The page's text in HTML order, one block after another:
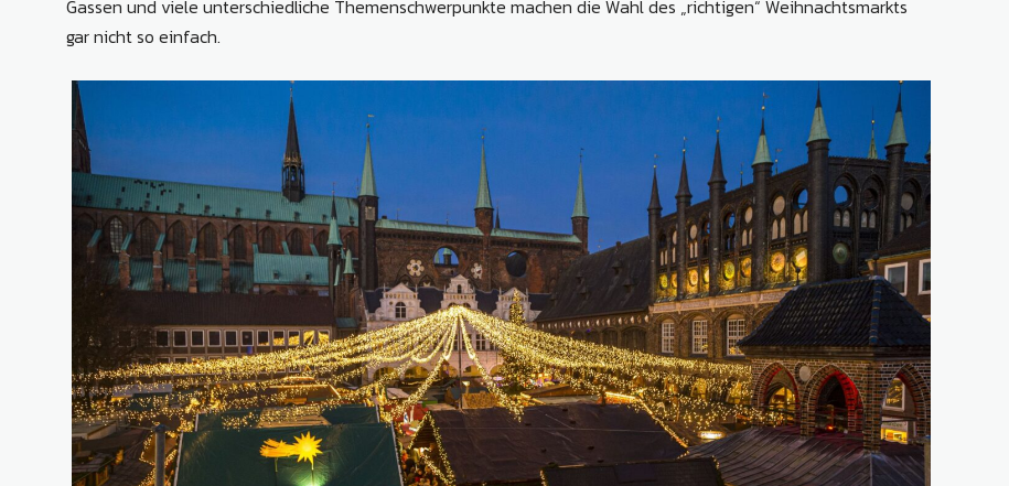
Gassen und viele unterschiedliche Themenschwerpunkte machen die Wahl des „richtigen“ Weihnachtsmarkts
gar nicht so einfach.